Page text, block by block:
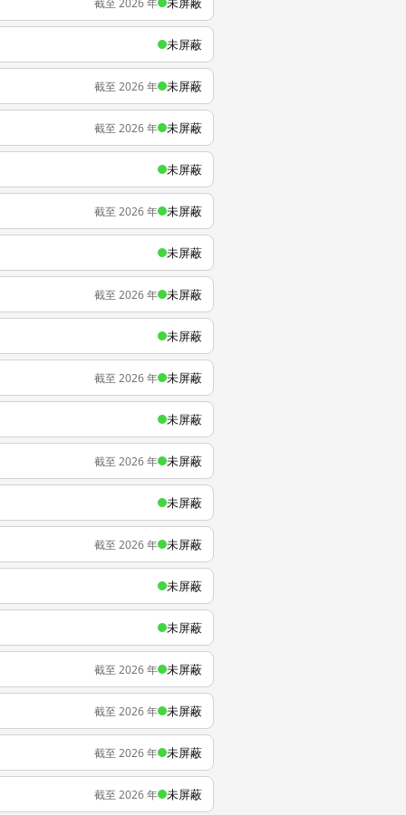
未屏蔽
截至 2026 年 未屏蔽
截至 2026 年 未屏蔽
未屏蔽
截至 2026 年 未屏蔽
未屏蔽
截至 2026 年 未屏蔽
未屏蔽
截至 2026 年 未屏蔽
未屏蔽
截至 2026 年 未屏蔽
未屏蔽
截至 2026 年 未屏蔽
未屏蔽
未屏蔽
截至 2026 年 未屏蔽
截至 2026 年 未屏蔽
截至 2026 年 未屏蔽
截至 2026 年 未屏蔽